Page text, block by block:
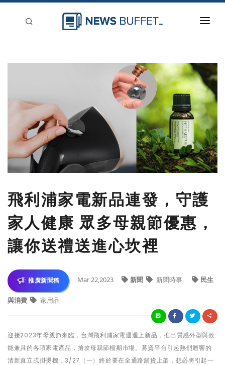
刊登
飛利浦家電新品連發，守護
家人健康 眾多母親節優惠，
讓你送禮送進心坎裡
推廣新聞稿 Mar 22,2023 新聞 新聞時事 民生
與消費 家用品
迎接2023年母親節來臨，台灣飛利浦家電週週上新品，推出質感外型與效
能兼具的各項家電產品，搶攻母親節檔期市場。募資平台引起熱烈迴響的
清新直立式掛燙機，3/27（一）終於要在全通路舖貨上架，想必將引起一